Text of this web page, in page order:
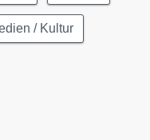
/ Kultur